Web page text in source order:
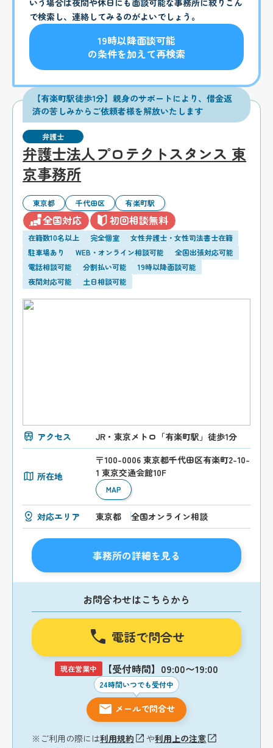
で検索し、連絡してみるのがよいでしょう。
19時以降面談可能
の条件を加えて再検索
【有楽町駅徒歩1分】親身のサポートにより、借金返
済の苦しみからご依頼者様を解放いたします
弁護士
弁護士法人プロテクトスタンス 東
京事務所
東京都 千代田区 有楽町駅
全国対応 初回相談無料
在籍数10名以上 完全個室
女性弁護士・女性司法書士在籍
駐車場あり
WEB・オンライン相談可能
全国出張対応可能
電話相談可能
分割払い可能
19時以降面談可能
夜間対応可能
土日相談可能
アクセス JR・東京メトロ「有楽町駅」徒歩1分
所在地
〒100-0006 東京都千代田区有楽町2-10-
1 東京交通会館10F
MAP
対応エリア 東京都 全国オンライン相談
事務所の詳細を見る
お問合わせはこちらから
電話で問合せ
現在営業中 【受付時間】09:00〜19:00
24時間いつでも受付中
メールで問合せ
※ご利用の際には利用規約 や利用上の注意